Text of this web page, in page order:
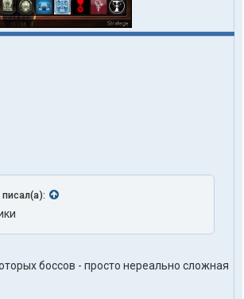
писал(а):
боссов - просто нереально сложная